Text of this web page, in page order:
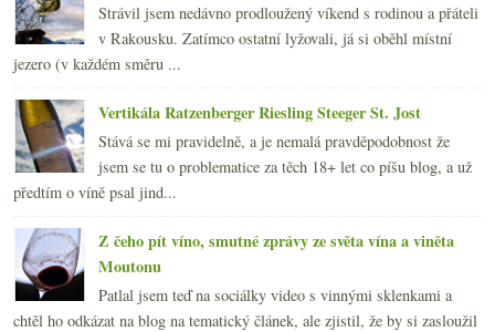
Strávil jsem nedávno prodloužený víkend s rodinou a přáteli
v Rakousku. Zatímco ostatní lyžovali, já si oběhl místní
jezero (v každém směru ...
Vertikála Ratzenberger Riesling Steeger St. Jost
Stává se mi pravidelně, a je nemalá pravděpodobnost že
jsem se tu o problematice za těch 18+ let co píšu blog, a už
předtím o víně psal jind...
Z čeho pít víno, smutné zprávy ze světa vína a viněta
Moutonu
Patlal jsem teď na sociálky video s vinnými sklenkami a
chtěl ho odkázat na blog na tematický článek, ale zjistil, že by si zasloužil